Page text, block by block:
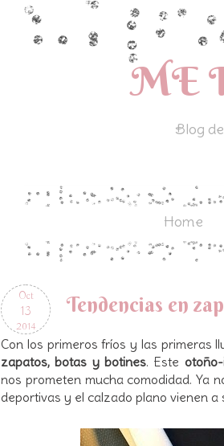
ME
Blog
Home
Oct
13
2014
Tendencias en
Con los primeros fríos y las primeras
zapatos, botas y botines. Este
nos prometen mucha comodidad. Ya
deportivas y el calzado plano vienen